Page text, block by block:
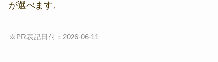
が選べます。
※PR表記日付：2026-06-11